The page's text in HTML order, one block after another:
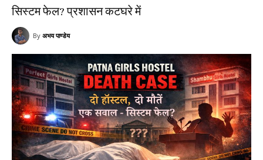
सिस्टम फेल? प्रशासन कटघरे में
By अभय पाण्डेय